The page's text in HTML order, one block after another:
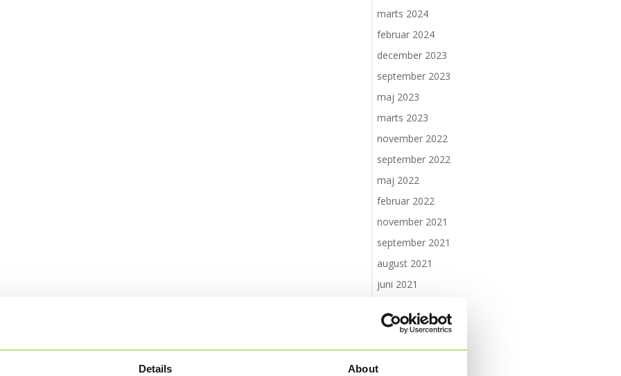
Details About
marts 2024
februar 2024
december 2023
september 2023
maj 2023
marts 2023
november 2022
september 2022
maj 2022
februar 2022
november 2021
september 2021
august 2021
juni 2021
februar 2021
november 2020
september 2020